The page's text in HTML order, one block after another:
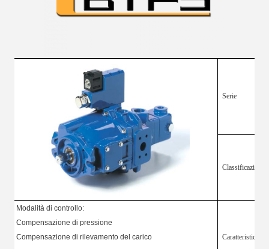
Serie
Classificazione:
Modalità di controllo:
Compensazione di pressione
Compensazione di rilevamento del carico
Caratteristica